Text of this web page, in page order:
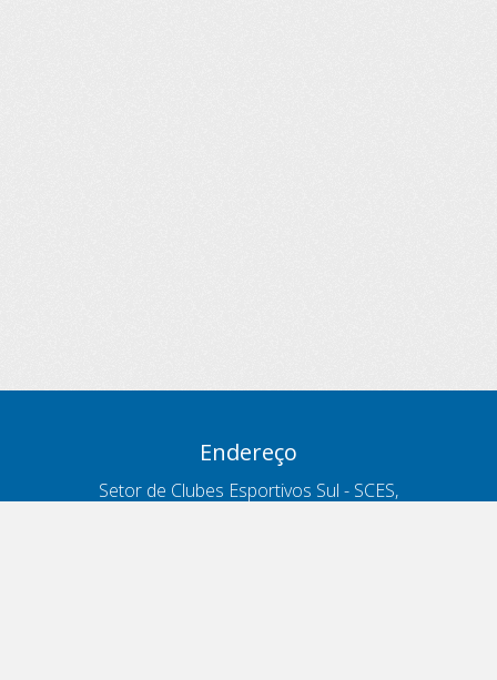
Endereço
Setor de Clubes Esportivos Sul - SCES,